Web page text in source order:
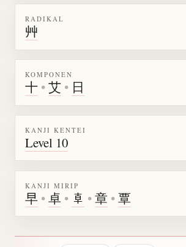
RADIKAL
艸
KOMPONEN
十 •艾 • 日
KANJI KENTEI
Level 10
KANJI MIRIP
早 •卓 • 𠦝 •章 •覃